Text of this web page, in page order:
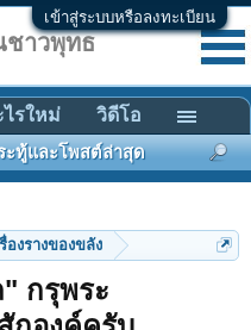
เข้าสู่ระบบหรือลงทะเบียน
องรางของขลัง
กรุพระ
าวพุทธ
ะทู้และโพสต์ล่าสุด
ไรใหม่ วิดีโอ